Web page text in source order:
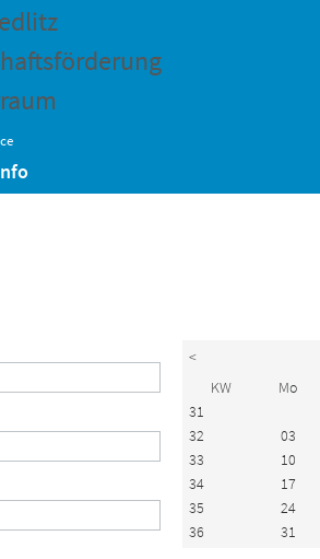
<
KW
Mo
31
32
03
33
10
34
17
35
24
36
31